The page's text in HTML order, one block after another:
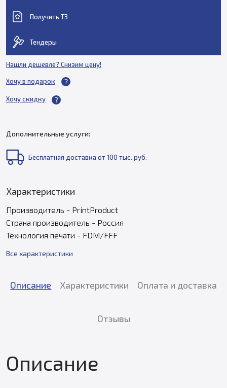
Получить ТЗ
Тендеры
Нашли дешевле? Снизим цену!
Хочу в подарок
Хочу скидку
Дополнительные услуги:
Бесплатная доставка от 100 тыс. руб.
Характеристики
Производитель - PrintProduct
Страна производитель - Россия
Технология печати - FDM/FFF
Все характеристики
Описание Характеристики Оплата и доставка
Отзывы
Описание